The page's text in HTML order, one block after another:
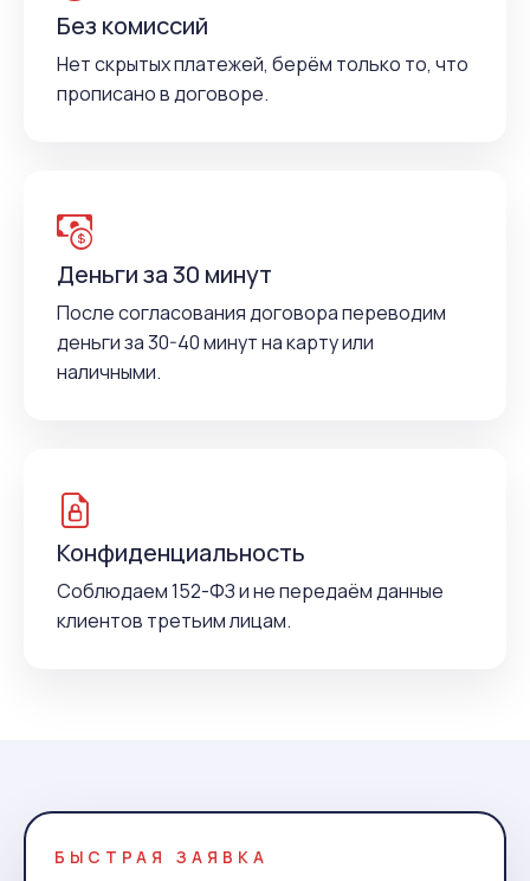
Без комиссий
Нет скрытых платежей, берём только то, что
прописано в договоре.
Деньги за 30 минут
После согласования договора переводим
деньги за 30-40 минут на карту или
наличными.
Конфиденциальность
Соблюдаем 152-ФЗ и не передаём данные
клиентов третьим лицам.
БЫСТРАЯ ЗАЯВКА